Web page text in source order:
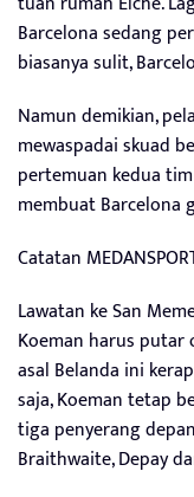
Barcelona sedang
biasanya sulit,
Namun demikian,
mewaspadai skuad
pertemuan kedua
membuat Barcelona
Catatan
Lawatan ke San
Koeman harus putar
asal Belanda ini
saja, Koeman tetap
tiga penyerang
Braithwaite, Depay